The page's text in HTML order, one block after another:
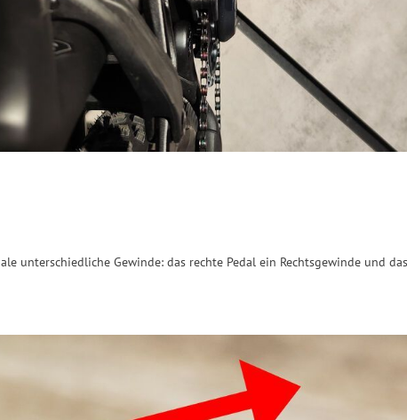
unterschiedliche Gewinde: das rechte Pedal ein Rechtsgewinde und